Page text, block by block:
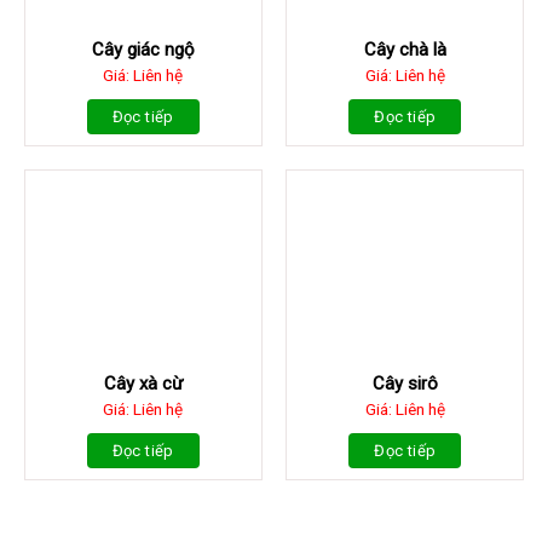
Cây giác ngộ
Giá: Liên hệ
Đọc tiếp
Cây chà là
Giá: Liên hệ
Đọc tiếp
Cây xà cừ
Giá: Liên hệ
Đọc tiếp
Cây sirô
Giá: Liên hệ
Đọc tiếp